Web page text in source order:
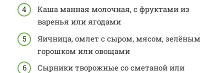
Каша манная молочная, с фруктами из
варенья или ягодами
Яичница, омлет с сыром, мясом, зелёным
горошком или овощами
Сырники творожные со сметаной или